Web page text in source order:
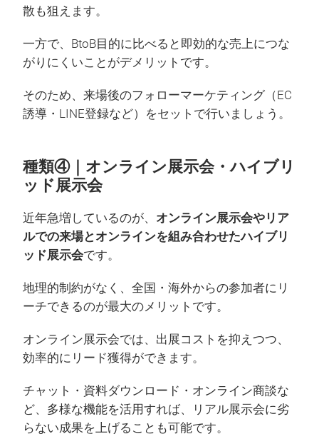
散も狙えます。
一方で、BtoB目的に比べると即効的な売上につな
がりにくいことがデメリットです。
そのため、来場後のフォローマーケティング（EC
誘導・LINE登録など）をセットで行いましょう。
種類④｜オンライン展示会・ハイブリ
ッド展示会
近年急増しているのが、 オンライン展示会やリア
ルでの来場とオンラインを組み合わせたハイブリ
ッド展示会です。
地理的制約がなく、全国・海外からの参加者にリ
ーチできるのが最大のメリットです。
オンライン展示会では、出展コストを抑えつつ、
効率的にリード獲得ができます。
チャット・資料ダウンロード・オンライン商談な
ど、多様な機能を活用すれば、リアル展示会に劣
らない成果を上げることも可能です。